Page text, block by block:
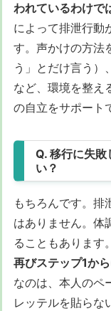
われているわけで
によって排泄行動
す。声かけの方法
う」とだけ言う）
など、環境を整え
の自立をサポート
Q. 移行に失敗
い？
もちろんです。排
はありません。体
ることもあります
再びステップ1か
なのは、本人のペ
レッテルを貼らな